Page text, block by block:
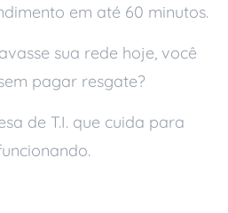
em até 60 minutos.
sua rede hoje, você
pagar resgate?
de T.I. que cuida para